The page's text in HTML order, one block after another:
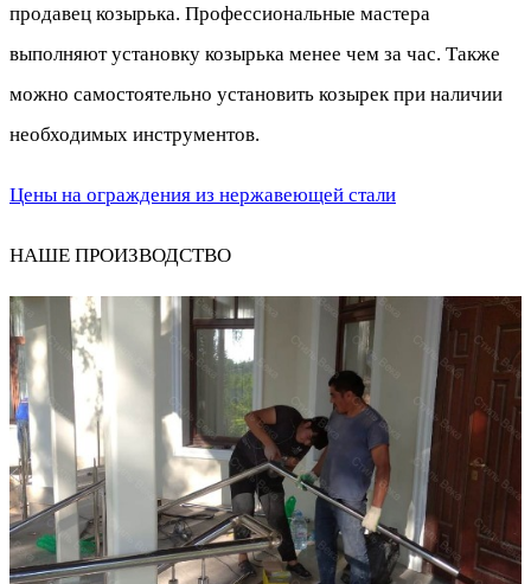
продавец козырька. Профессиональные мастера
выполняют установку козырька менее чем за час. Также
можно самостоятельно установить козырек при наличии
необходимых инструментов.
Цены на ограждения из нержавеющей стали
НАШЕ ПРОИЗВОДСТВО